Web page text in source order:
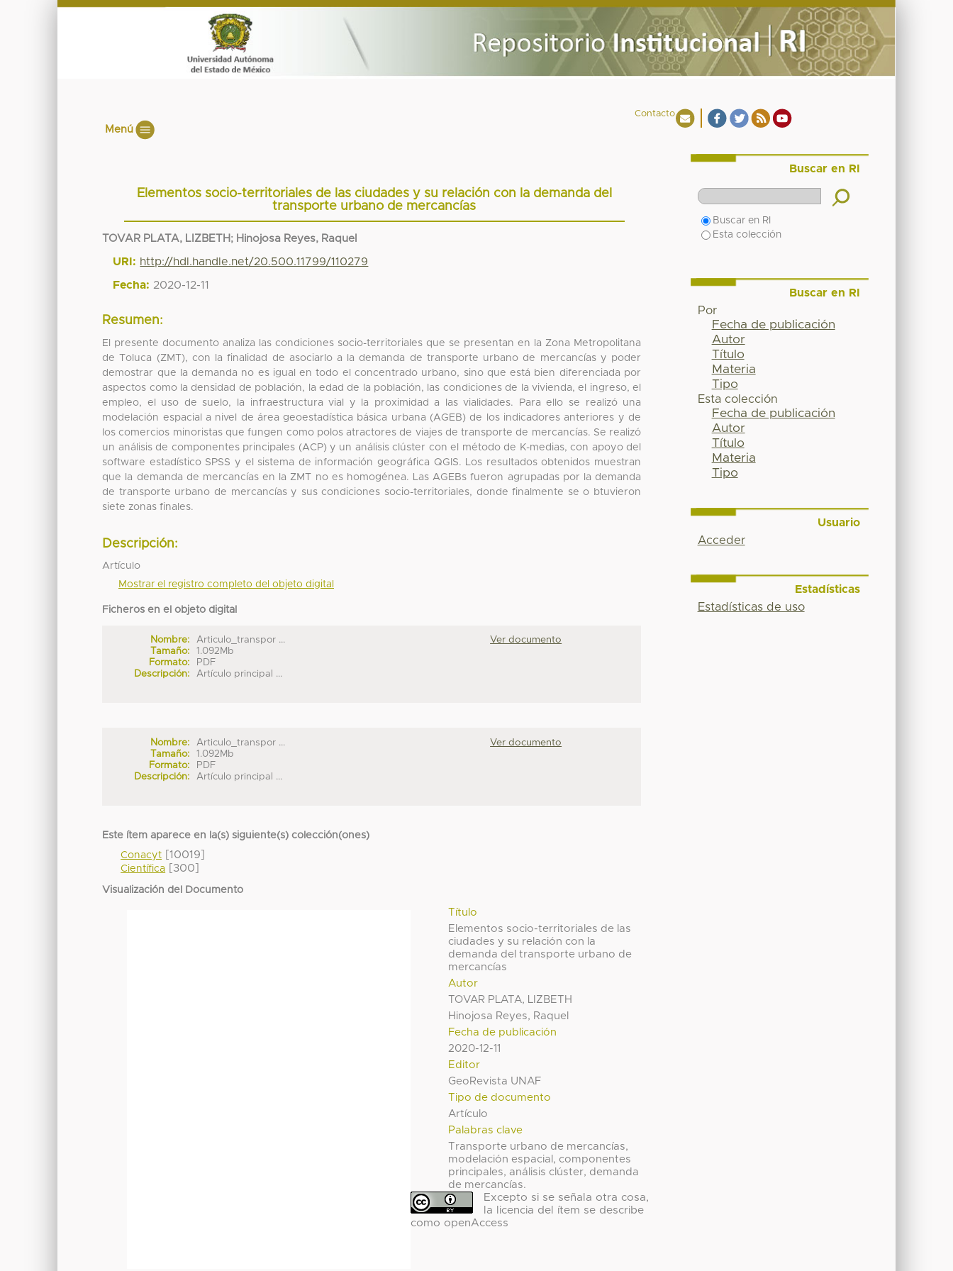
Contacto
Menú
Elementos socio-territoriales de las ciudades y su relación con la demanda del
transporte urbano de mercancías
TOVAR PLATA, LIZBETH ; Hinojosa Reyes, Raquel
URI: http://hdl.handle.net/20.500.11799/110279
Fecha: 2020-12-11
Resumen:
El presente documento analiza las condiciones socio-territoriales que se presentan en la Zona Metropolitana
de Toluca (ZMT), con la finalidad de asociarlo a la demanda de transporte urbano de mercancías y poder
demostrar que la demanda no es igual en todo el concentrado urbano, sino que está bien diferenciada por
aspectos como la densidad de población, la edad de la población, las condiciones de la vivienda, el ingreso, el
empleo, el uso de suelo, la infraestructura vial y la proximidad a las vialidades. Para ello se realizó una
modelación espacial a nivel de área geoestadística básica urbana (AGEB) de los indicadores anteriores y de
los comercios minoristas que fungen como polos atractores de viajes de transporte de mercancías. Se realizó
un análisis de componentes principales (ACP) y un análisis clúster con el método de K-medias, con apoyo del
software estadístico SPSS y el sistema de información geográfica QGIS. Los resultados obtenidos muestran
que la demanda de mercancías en la ZMT no es homogénea. Las AGEBs fueron agrupadas por la demanda
de transporte urbano de mercancías y sus condiciones socio-territoriales, donde finalmente se o btuvieron
siete zonas finales.
Descripción:
Artículo
Mostrar el registro completo del objeto digital
Ficheros en el objeto digital
Nombre:
Articulo_transpor ...
Tamaño:
1.092Mb
Formato:
PDF
Descripción:
Artículo principal ...
Ver documento
Nombre:
Articulo_transpor ...
Tamaño:
1.092Mb
Formato:
PDF
Descripción:
Artículo principal ...
Ver documento
Este ítem aparece en la(s) siguiente(s) colección(ones)
Conacyt [10019]
Científica [300]
Visualización del Documento
Título
Elementos socio-territoriales de las
ciudades y su relación con la
demanda del transporte urbano de
mercancías
Autor
TOVAR PLATA, LIZBETH
Hinojosa Reyes, Raquel
Fecha de publicación
2020-12-11
Editor
GeoRevista UNAF
Tipo de documento
Artículo
Palabras clave
Transporte urbano de mercancías,
modelación espacial, componentes
principales, análisis clúster, demanda
de mercancías.
Excepto si se señala otra cosa,
la licencia del ítem se describe
como openAccess
Buscar en RI
Buscar en RI
Esta colección
Buscar en RI
Por
Fecha de publicación
Autor
Título
Materia
Tipo
Esta colección
Fecha de publicación
Autor
Título
Materia
Tipo
Usuario
Acceder
Estadísticas
Estadísticas de uso